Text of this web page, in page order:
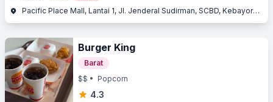
Pacific Place Mall, Lantai 1, Jl. Jenderal Sudirman, SCBD, Kebayoran Baru, Jakarta Selatan, Jakarta
Burger King
Barat
$$ • Popcorn
4.3